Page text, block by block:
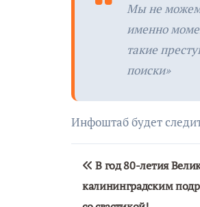
Мы не можем
именно
такие
поиски»
Инфоштаб будет
Навигация
по
В год 80-летия
калининградским